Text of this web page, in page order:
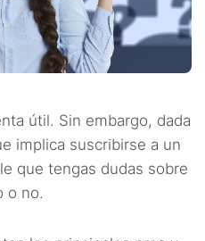
útil. Sin embargo, dada
implica suscribirse a un
que tengas dudas sobre
o no.